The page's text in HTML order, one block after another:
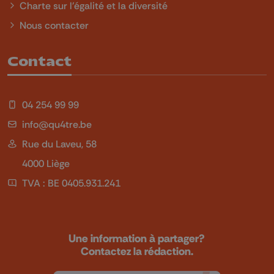
Charte sur l'égalité et la diversité
Nous contacter
Contact
04 254 99 99
info@qu4tre.be
Rue du Laveu, 58
4000 Liège
TVA : BE 0405.931.241
Une information à partager?
Contactez la rédaction.